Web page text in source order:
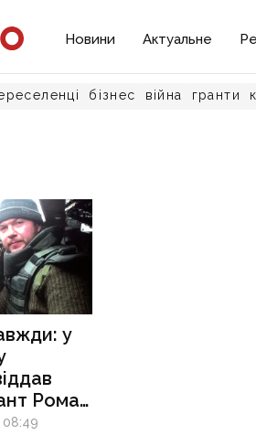
Новини Актуальне
бізнес війна гранти
у
Роман
08:49